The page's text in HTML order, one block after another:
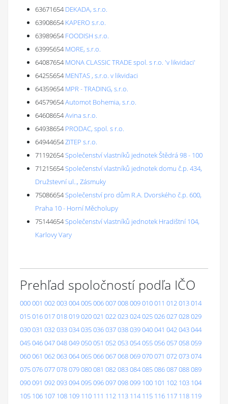
63671654 DEKADA, s.r.o.
63908654 KAPERO s.r.o.
63989654 FOODISH s.r.o.
63995654 MORE, s.r.o.
64087654 MONA CLASSIC TRADE spol. s r.o. 'v likvidaci'
64255654 MENTAS , s.r.o. v likvidaci
64359654 MPR - TRADING, s.r.o.
64579654Automot Bohemia, s.r.o.
64608654Avina s.r.o.
64938654 PRODAC, spol. s r.o.
64944654ZITEP s.r.o.
71192654Společenství vlastníků jednotek Štědrá 98 - 100
71215654Společenství vlastníků jednotek domu č.p. 434,
Družstevní ul.., Zásmuky
75086654Společenství pro dům R.A. Dvorského č.p. 600,
Praha 10 - Horní Měcholupy
75144654Společenství vlastníků jednotek Hradištní 104,
Karlovy Vary
Prehľad spoločností podľa IČO
000001 002003004005006007008009010011 012013014
015016017018019020021 022023024025026027028029
030031 032033034035036037038039040041 042043044
045046047048049050051 052053054055056057058059
060061 062063064065066067068069070071 072073074
075076077078079080081 082083084085086087088089
090091 092093094095096097098099 100 101 102 103 104
105 106 107 108 109 110 111 112 113 114 115 116 117 118 119